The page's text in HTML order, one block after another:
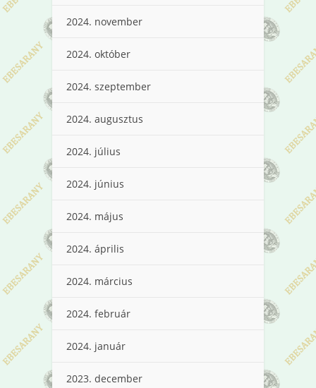
2024. november
2024. október
2024. szeptember
2024. augusztus
2024. július
2024. június
2024. május
2024. április
2024. március
2024. február
2024. január
2023. december